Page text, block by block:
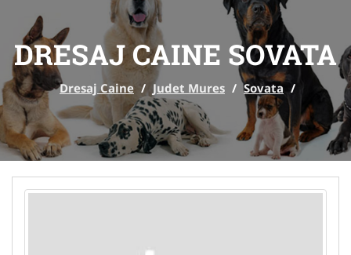
DRESAJ CAINE SOVATA
Dresaj Caine / Judet Mures / Sovata /